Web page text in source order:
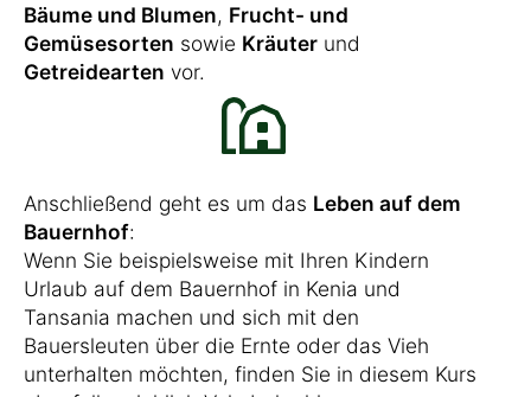
Bäume und Blumen, Frucht- und
Gemüsesorten sowie Kräuter und
Getreidearten vor.
Anschließend geht es um das Leben auf dem
Bauernhof:
Wenn Sie beispielsweise mit Ihren Kindern
Urlaub auf dem Bauernhof in Kenia und
Tansania machen und sich mit den
Bauersleuten über die Ernte oder das Vieh
unterhalten möchten, finden Sie in diesem Kurs